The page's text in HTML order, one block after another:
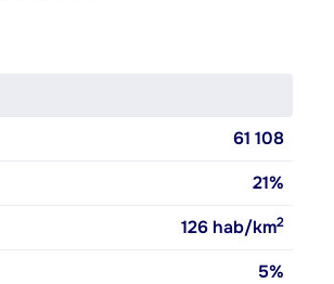
61 108
21%
126 hab/km2
5%